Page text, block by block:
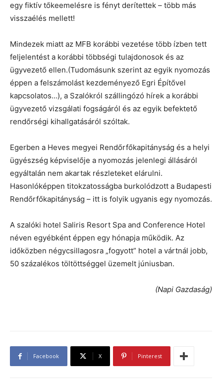
egy fiktív tőkeemelésre is fényt derítettek – több más
visszaélés mellett!
Mindezek miatt az MFB korábbi vezetése több ízben tett
feljelentést a korábbi többségi tulajdonosok és az
ügyvezető ellen.(Tudomásunk szerint az egyik nyomozás
éppen a felszámolást kezdeményező Egri Építővel
kapcsolatos…), a Szalókról szállingózó hírek a korábbi
ügyvezető vizsgálati fogságáról és az egyik befektető
rendőrségi kihallgatásáról szóltak.
Egerben a Heves megyei Rendőrfőkapitányság és a helyi
ügyészség képviselője a nyomozás jelenlegi állásáról
egyáltalán nem akartak részleteket elárulni.
Hasonlóképpen titokzatosságba burkolódzott a Budapesti
Rendőrfőkapitányság – itt is folyik ugyanis egy nyomozás.
A szalóki hotel Saliris Resort Spa and Conference Hotel
néven egyébként éppen egy hónapja működik. Az
időközben négycsillagosra „fogyott” hotel a vártnál jobb,
50 százalékos töltöttséggel üzemelt júniusban.
(Napi Gazdaság)
Facebook X Pinterest